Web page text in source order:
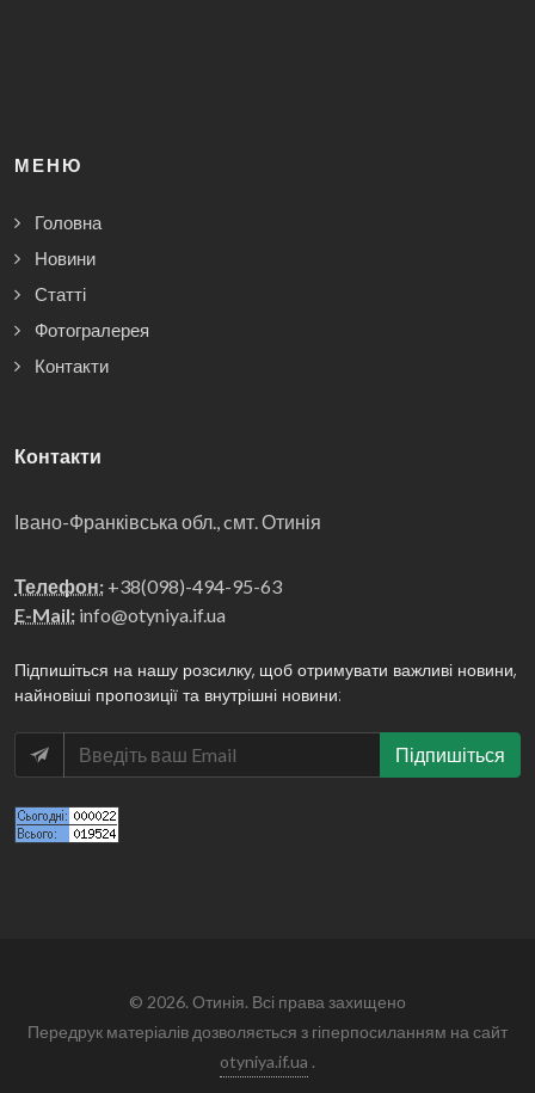
МЕНЮ
Головна
Новини
Статті
Фотогралерея
Контакти
Контакти
Івано-Франківська обл., cмт. Отинія
Телефон: +38(098)-494-95-63
E-Mail: info@otyniya.if.ua
Підпишіться на нашу розсилку, щоб отримувати важливі новини,
найновіші пропозиції та внутрішні новини:
Підпишіться
© 2026. Отинія. Всі права захищено
Передрук матеріалів дозволяється з гіперпосиланням на сайт
otyniya.if.ua .